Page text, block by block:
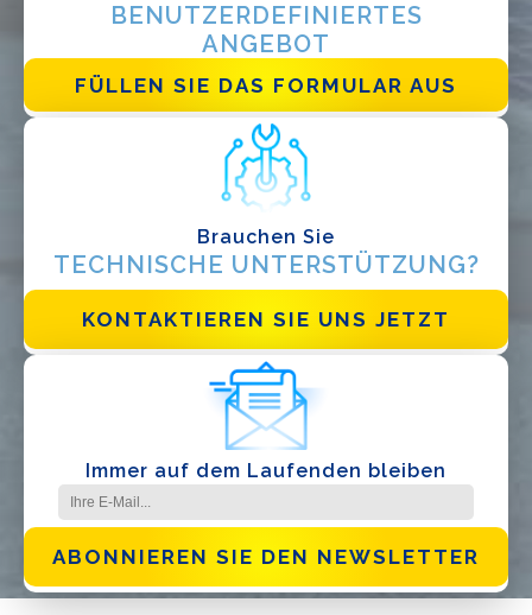
BENUTZERDEFINIERTES
ANGEBOT
FÜLLEN SIE DAS FORMULAR AUS
Brauchen Sie
TECHNISCHE UNTERSTÜTZUNG?
KONTAKTIEREN SIE UNS JETZT
Immer auf dem Laufenden bleiben
ABONNIEREN SIE DEN NEWSLETTER
Datenschutzbestimmungen gelesen und akzeptiere
sie*